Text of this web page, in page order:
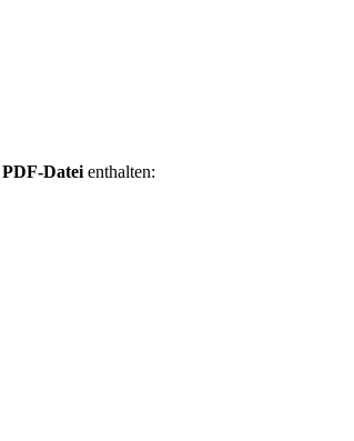
PDF-Datei enthalten: